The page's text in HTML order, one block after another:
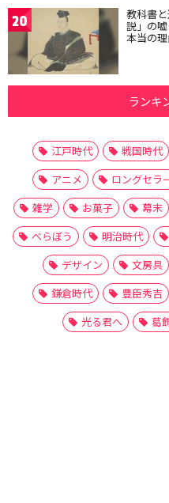
20 教科書
説」の
本当の
ランキ
江戸時代 戦国時代
アニメ
ロングセラ
雑学
お菓子 幕末
べらぼう
明治時代
デザイン
文房具
鎌倉時代
豊臣秀吉
光る君へ
葛